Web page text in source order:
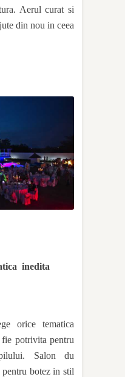
Aerul curat si
din nou in ceea
inedita
orice tematica
fie potrivita pentru
Salon du
botez in stil